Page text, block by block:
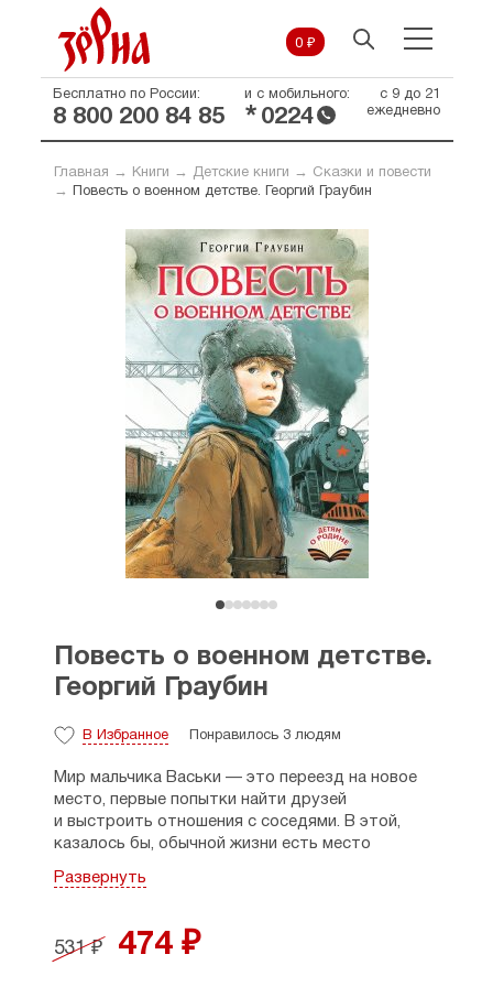
0 ₽
Бесплатно по России:
8 800 200 84 85
и с мобильного:
* 0224
с 9 до 21
ежедневно
Главная → Книги → Детские книги →
Сказки и повести
→
Повесть о военном детстве. Георгий Граубин
Повесть о военном детстве.
Георгий Граубин
В Избранное Понравилось 3 людям
Мир мальчика Васьки — это переезд на новое
место, первые попытки найти друзей
и выстроить отношения с соседями. В этой,
казалось бы, обычной жизни есть место
о колхозной жизни, и даже стихийному веселью
мир врывается известие, которое стирает все
планы и надежды. Началась война.
Развернуть
531 ₽ 474 ₽